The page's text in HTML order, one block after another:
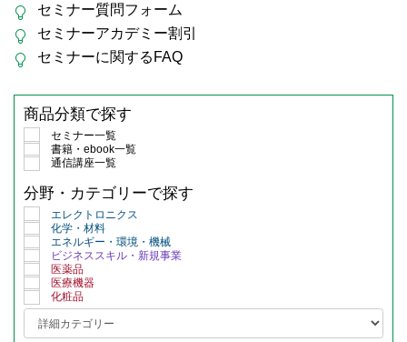
セミナー質問フォーム
セミナーアカデミー割引
セミナーに関するFAQ
商品分類で探す
セミナー一覧
書籍・ebook一覧
通信講座一覧
分野・カテゴリーで探す
エレクトロニクス
化学・材料
エネルギー・環境・機械
ビジネススキル・新規事業
医薬品
医療機器
化粧品